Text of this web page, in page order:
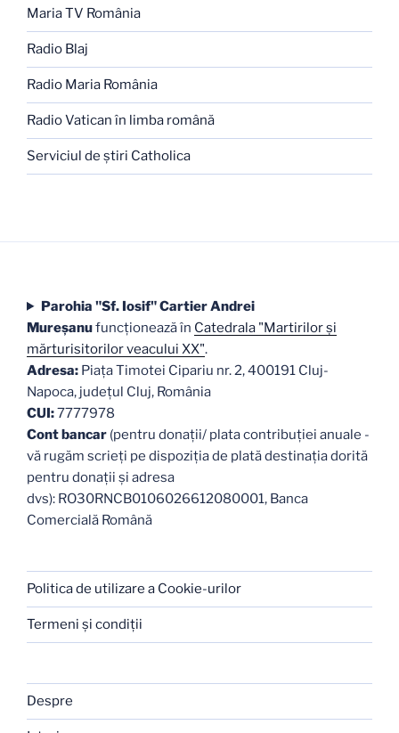
Maria TV România
Radio Blaj
Radio Maria România
Radio Vatican în limba română
Serviciul de ştiri Catholica
Parohia "Sf. Iosif" Cartier Andrei
Mureşanufuncţionează în Catedrala "Martirilor şi
mărturisitorilor veacului XX".
Adresa: Piaţa Timotei Cipariu nr. 2, 400191 Cluj-
Napoca, judeţul Cluj, România
CUI:7777978
Cont bancar (pentru donații/ plata contribuției anuale -
vă rugăm scrieți pe dispoziția de plată destinația dorită
pentru donații și adresa
dvs): RO30RNCB0106026612080001, Banca
Comercială Română
Politica de utilizare a Cookie-urilor
Termeni şi condiţii
Despre